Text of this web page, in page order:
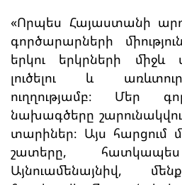
«Որպես Հայաստանի
գործարարների
երկու երկրների
լուծելու և
ուղղությամբ։ Մեր
նախագծերը
տարիներ։ Այս հարցում
շատերը,
Այնուամենայնիվ,